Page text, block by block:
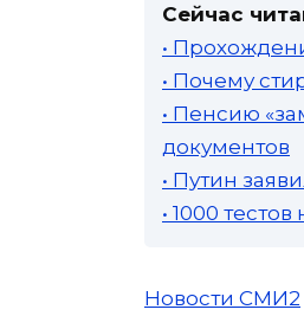
Сейчас
•
• Почему
• Пенсию
документов
• Путин
• 1000
Новости СМИ2